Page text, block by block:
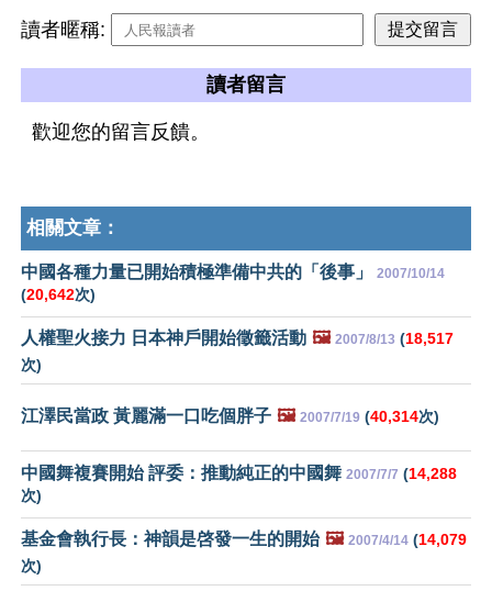
讀者暱稱:
讀者留言
歡迎您的留言反饋。
相關文章：
中國各種力量已開始積極準備中共的「後事」 2007/10/14
(20,642次)
人權聖火接力 日本神戶開始徵籤活動 🖼️ 2007/8/13 (18,517
次)
江澤民當政 黃麗滿一口吃個胖子 🖼️ 2007/7/19 (40,314次)
中國舞複賽開始 評委：推動純正的中國舞 2007/7/7 (14,288
次)
基金會執行長：神韻是啓發一生的開始 🖼️ 2007/4/14 (14,079
次)